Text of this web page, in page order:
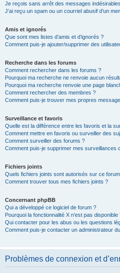
Je reçois sans arrêt des messages
J’ai reçu un spam ou un courriel abusif d’un
Amis et ignorés
Que sont mes listes d’amis et d’ignorés ?
Comment puis-je ajouter/supprimer des
Recherche dans les forums
Comment rechercher dans les forums ?
Pourquoi ma recherche ne renvoie aucun
Pourquoi ma recherche renvoie une page
Comment rechercher des membres ?
Comment puis-je trouver mes propres
Surveillance et favoris
Quelle est la différence entre les favoris et la
Comment mettre en favoris ou surveiller des
Comment surveiller des forums ?
Comment puis-je supprimer mes surveillances
Fichiers joints
Quels fichiers joints sont autorisés sur ce
Comment trouver tous mes fichiers joints ?
Concernant phpBB
Qui a développé ce logiciel de forum ?
Pourquoi la fonctionnalité X n’est pas disponible
Qui contacter pour les abus ou les questions
Comment puis-je contacter un administrateur
Problèmes de connexion et